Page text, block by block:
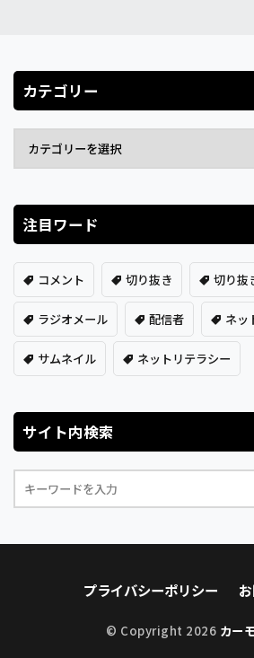
カテゴリー
注目ワード
コメント 切り抜き 切り抜
ラジオメール 配信者 ネッ
サムネイル ネットリテラシー
サイト内検索
プライバシーポリシー
© Copyright 2026 カー